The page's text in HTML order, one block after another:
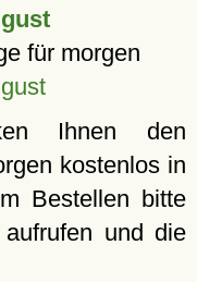
für morgen
Ihnen den
kostenlos in
Bestellen bitte
aufrufen und die